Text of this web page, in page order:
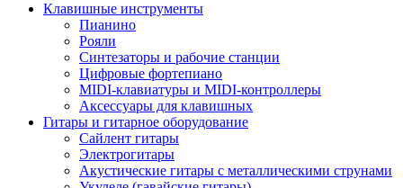
Клавишные инструменты
Пианино
Рояли
Синтезаторы и рабочие станции
Цифровые фортепиано
MIDI-клавиатуры и MIDI-контроллеры
Аксессуары для клавишных
Гитары и гитарное оборудование
Сайлент гитары
Электрогитары
Акустические гитары с металлическими струнами